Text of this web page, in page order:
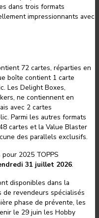
dans trois formats
impressionnants avec
72 cartes, réparties en
boîte contient 1 carte
Les Delight Boxes,
ne contiennent en
avec 2 cartes
Parmi les autres formats
cartes et la Value Blaster
des parallels exclusifs.
2025 TOPPS
31 juillet 2026.
disponibles dans la
revendeurs spécialisés
phase de prévente, les
le 29 juin les Hobby